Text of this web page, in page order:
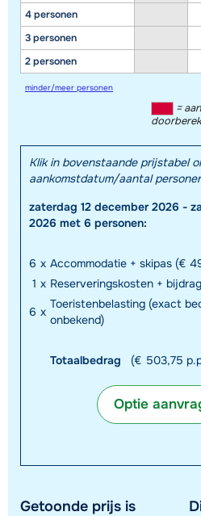
4 personen
3 personen
2 personen
minder/meer personen
=
Klik in bovenstaande prijstabel
aankomstdatum/aantal
zaterdag 12 december 2026 -
2026 met 6 personen:
6 x Accommodatie + skipas (€
1 x Reserveringskosten +
6 x
Toeristenbelasting (exact
onbekend)
Totaalbedrag (€ 503,75
Optie
Getoonde prijs is